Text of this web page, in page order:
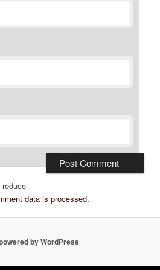
data is processed.
by WordPress